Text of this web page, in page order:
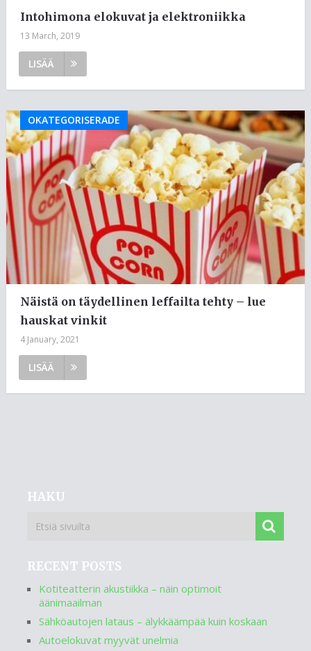
Intohimona elokuvat ja elektroniikka
13 March, 2019
LISÄÄ
OKATEGORISERADE
Näistä on täydellinen leffailta tehty – lue
hauskat vinkit
4 January, 2021
LISÄÄ
HAKU
RECENT POSTS
Kotiteatterin akustiikka – näin optimoit
äänimaailman
Sähköautojen lataus – älykkäämpää kuin koskaan
Autoelokuvat myyvät unelmia